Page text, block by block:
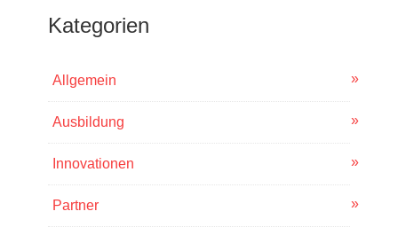
Kategorien
Allgemein
Ausbildung
Innovationen
Partner